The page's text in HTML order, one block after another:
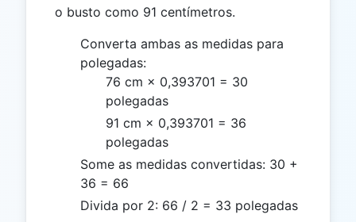
o busto como 91 centímetros.
Converta ambas as medidas para
polegadas:
76 cm × 0,393701 = 30
polegadas
91 cm × 0,393701 = 36
polegadas
Some as medidas convertidas: 30 +
36 = 66
Divida por 2: 66 / 2 = 33 polegadas